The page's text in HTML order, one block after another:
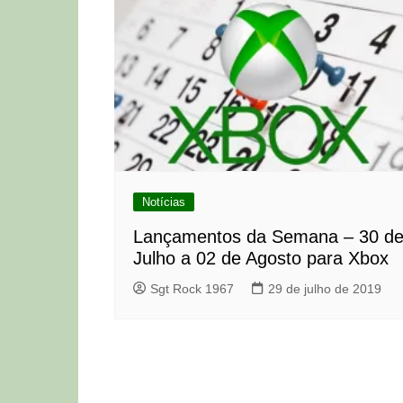
Notícias
Lançamentos da Semana – 30 de
Julho a 02 de Agosto para Xbox
Sgt Rock 1967 29 de julho de 2019